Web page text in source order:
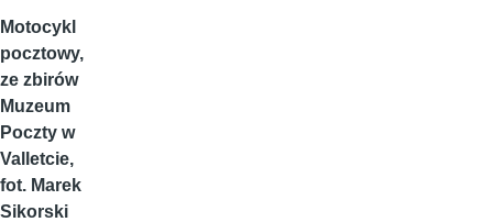
Motocykl
pocztowy,
ze zbirów
Muzeum
Poczty w
Valletcie,
fot. Marek
Sikorski